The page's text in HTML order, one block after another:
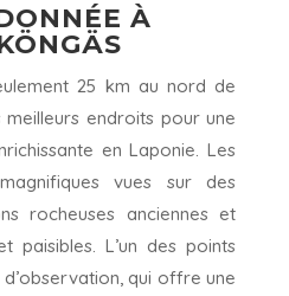
À
25 km au nord de
meilleurs endroits pour une
en Laponie. Les
vues sur des
rocheuses anciennes et
paisibles. L’un des points
qui offre une